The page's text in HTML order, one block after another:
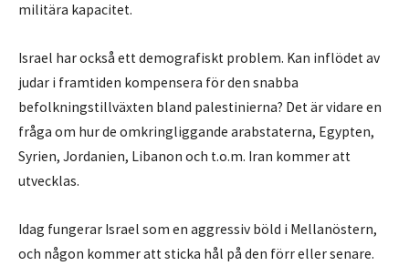
militära kapacitet.
Israel har också ett demografiskt problem. Kan inflödet av
judar i framtiden kompensera för den snabba
befolkningstillväxten bland palestinierna? Det är vidare en
fråga om hur de omkringliggande arabstaterna, Egypten,
Syrien, Jordanien, Libanon och t.o.m. Iran kommer att
utvecklas.
Idag fungerar Israel som en aggressiv böld i Mellanöstern,
och någon kommer att sticka hål på den förr eller senare.